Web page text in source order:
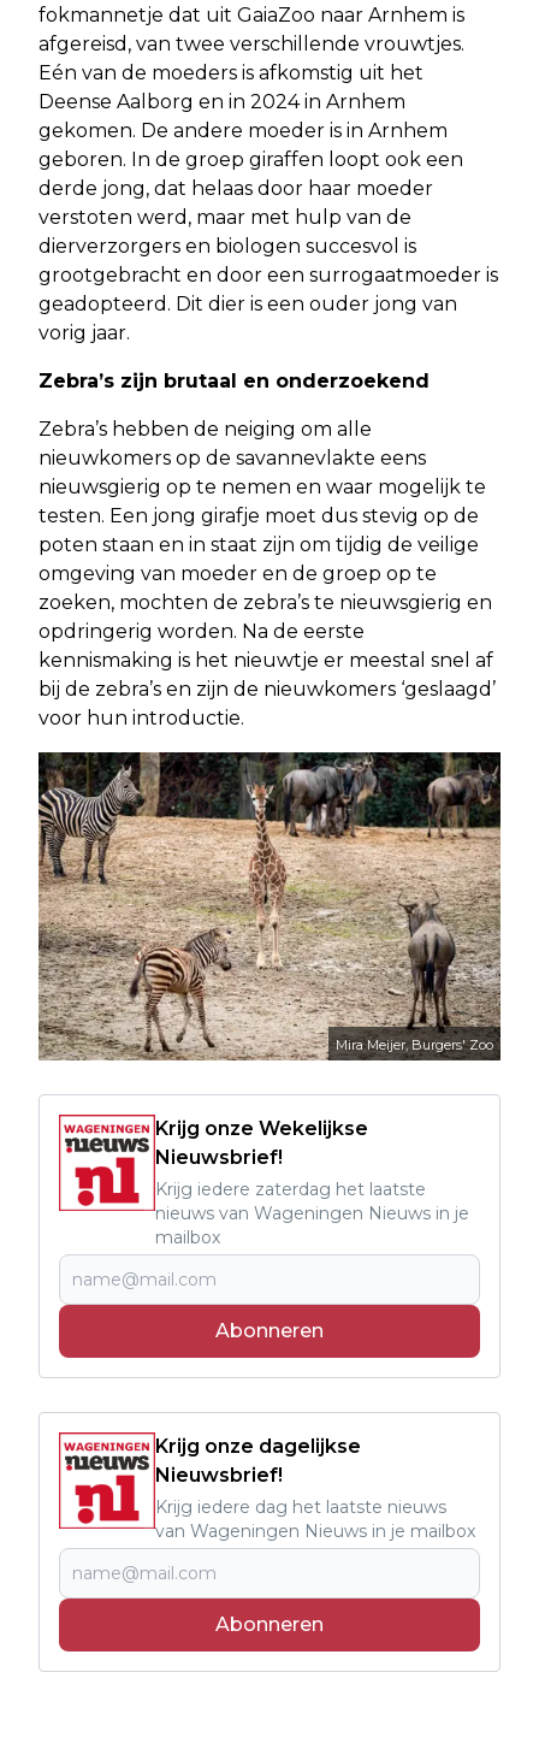
fokmannetje dat uit GaiaZoo naar Arnhem is
afgereisd, van twee verschillende vrouwtjes.
Eén van de moeders is afkomstig uit het
Deense Aalborg en in 2024 in Arnhem
gekomen. De andere moeder is in Arnhem
geboren. In de groep giraffen loopt ook een
derde jong, dat helaas door haar moeder
verstoten werd, maar met hulp van de
dierverzorgers en biologen succesvol is
grootgebracht en door een surrogaatmoeder is
geadopteerd. Dit dier is een ouder jong van
vorig jaar.
Zebra’s zijn brutaal en onderzoekend
Zebra’s hebben de neiging om alle
nieuwkomers op de savannevlakte eens
nieuwsgierig op te nemen en waar mogelijk te
testen. Een jong girafje moet dus stevig op de
poten staan en in staat zijn om tijdig de veilige
omgeving van moeder en de groep op te
zoeken, mochten de zebra’s te nieuwsgierig en
opdringerig worden. Na de eerste
kennismaking is het nieuwtje er meestal snel af
bij de zebra’s en zijn de nieuwkomers ‘geslaagd’
voor hun introductie.
Mira Meijer, Burgers' Zoo
Krijg onze Wekelijkse
Nieuwsbrief!
Krijg iedere zaterdag het laatste
nieuws van Wageningen Nieuws in je
mailbox
Abonneren
Krijg onze dagelijkse
Nieuwsbrief!
Krijg iedere dag het laatste nieuws
van Wageningen Nieuws in je mailbox
Abonneren